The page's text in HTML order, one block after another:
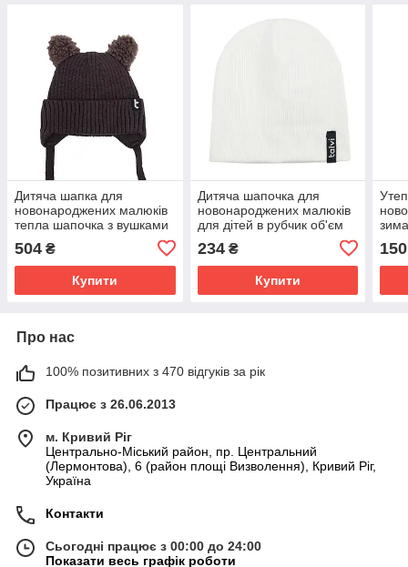
Дитяча шапка для
новонароджених малюків
тепла шапочка з вушками
об'єм 42-44 см (3-6 місяці)
Падді Talvi коричневий
504 ₴
Купити
Дитяча шапочка для
новонароджених малюків
для дітей в рубчик об'єм
Тіфані Talvi білий
234₴
Купити
150
Про нас
100% позитивних з 470 відгуків за рік
Працює з 26.06.2013
м. Кривий Ріг
Центрально-Міський район, пр. Центральний
(Лермонтова), 6 (район площі Визволення), Кривий Ріг,
Україна
Контакти
Сьогодні працює з 00:00 до 24:00
Показати весь графік роботи